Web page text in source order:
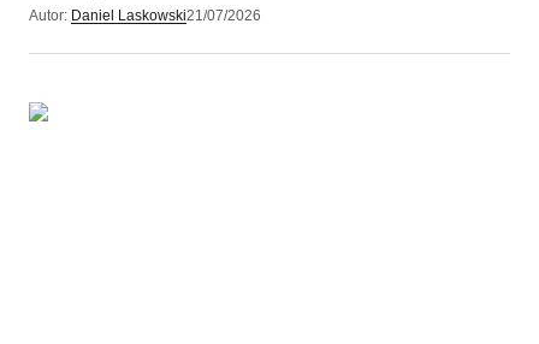
Autor: Daniel Laskowski21/07/2026